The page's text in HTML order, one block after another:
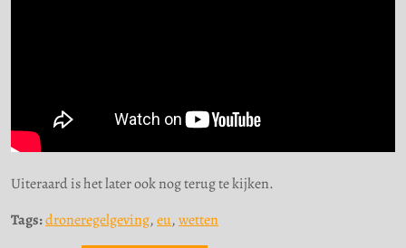
Uiteraard is het later ook nog terug te kijken.
Tags:droneregelgeving,eu,wetten